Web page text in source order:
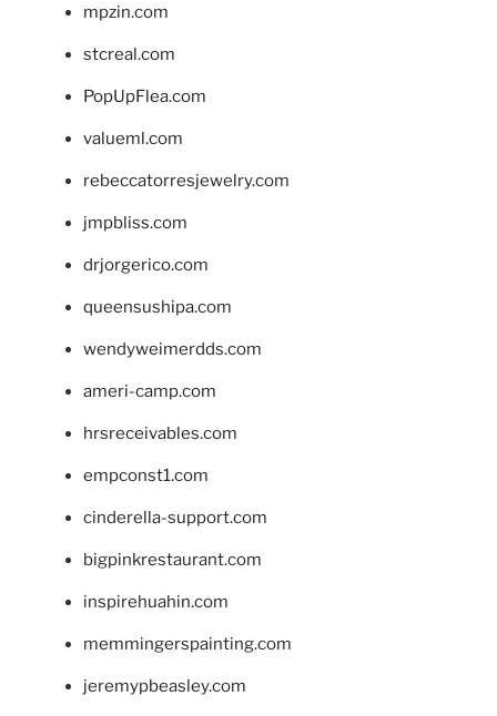
mpzin.com
stcreal.com
PopUpFlea.com
valueml.com
rebeccatorresjewelry.com
jmpbliss.com
drjorgerico.com
queensushipa.com
wendyweimerdds.com
ameri-camp.com
hrsreceivables.com
empconst1.com
cinderella-support.com
bigpinkrestaurant.com
inspirehuahin.com
memmingerspainting.com
jeremypbeasley.com